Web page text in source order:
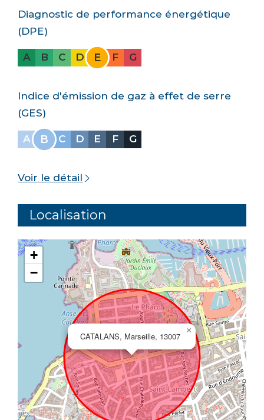
Diagnostic de performance énergétique
(DPE)
A B C D E F G
Indice d'émission de gaz à effet de serre
(GES)
A B C D E F G
Voir le détail
Localisation
CATALANS, Marseille, 13007
×
+
−